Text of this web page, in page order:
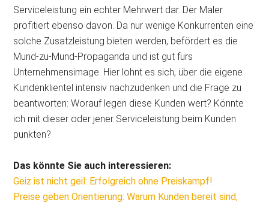
Serviceleistung ein echter Mehrwert dar. Der Maler
profitiert ebenso davon. Da nur wenige Konkurrenten eine
solche Zusatzleistung bieten werden, befördert es die
Mund-zu-Mund-Propaganda und ist gut fürs
Unternehmensimage. Hier lohnt es sich, über die eigene
Kundenklientel intensiv nachzudenken und die Frage zu
beantworten: Worauf legen diese Kunden wert? Könnte
ich mit dieser oder jener Serviceleistung beim Kunden
punkten?
Das könnte Sie auch interessieren:
Geiz ist nicht geil: Erfolgreich ohne Preiskampf!
Preise geben Orientierung: Warum Kunden bereit sind,